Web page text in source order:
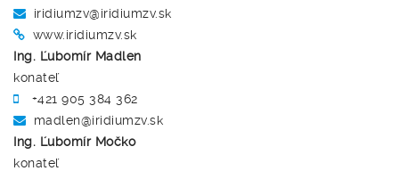
iridiumzv@iridiumzv.sk
www.iridiumzv.sk
Ing. Ľubomír Madlen
konateľ
+421 905 384 362
madlen@iridiumzv.sk
Ing. Ľubomír Močko
konateľ